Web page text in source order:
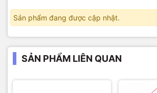
Sản phẩm đang được cập nhật.
SẢN PHẨM LIÊN QUAN